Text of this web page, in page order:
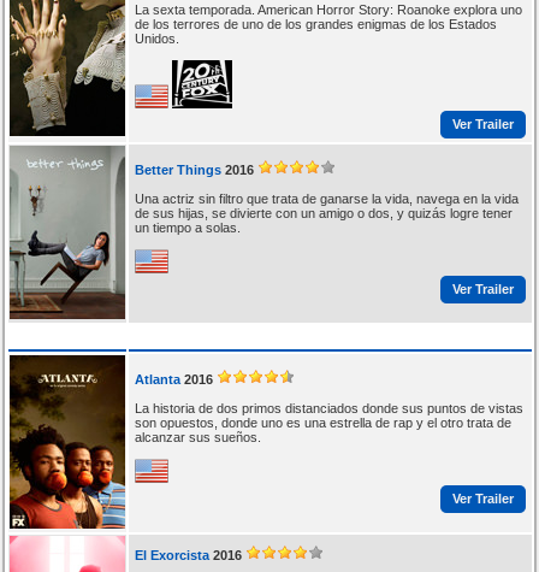
La sexta temporada. American Horror Story: Roanoke explora uno
de los terrores de uno de los grandes enigmas de los Estados
Unidos.
Ver Trailer
Better Things 2016
Una actriz sin filtro que trata de ganarse la vida, navega en la vida
de sus hijas, se divierte con un amigo o dos, y quizás logre tener
un tiempo a solas.
Ver Trailer
Atlanta 2016
La historia de dos primos distanciados donde sus puntos de vistas
son opuestos, donde uno es una estrella de rap y el otro trata de
alcanzar sus sueños.
Ver Trailer
El Exorcista 2016